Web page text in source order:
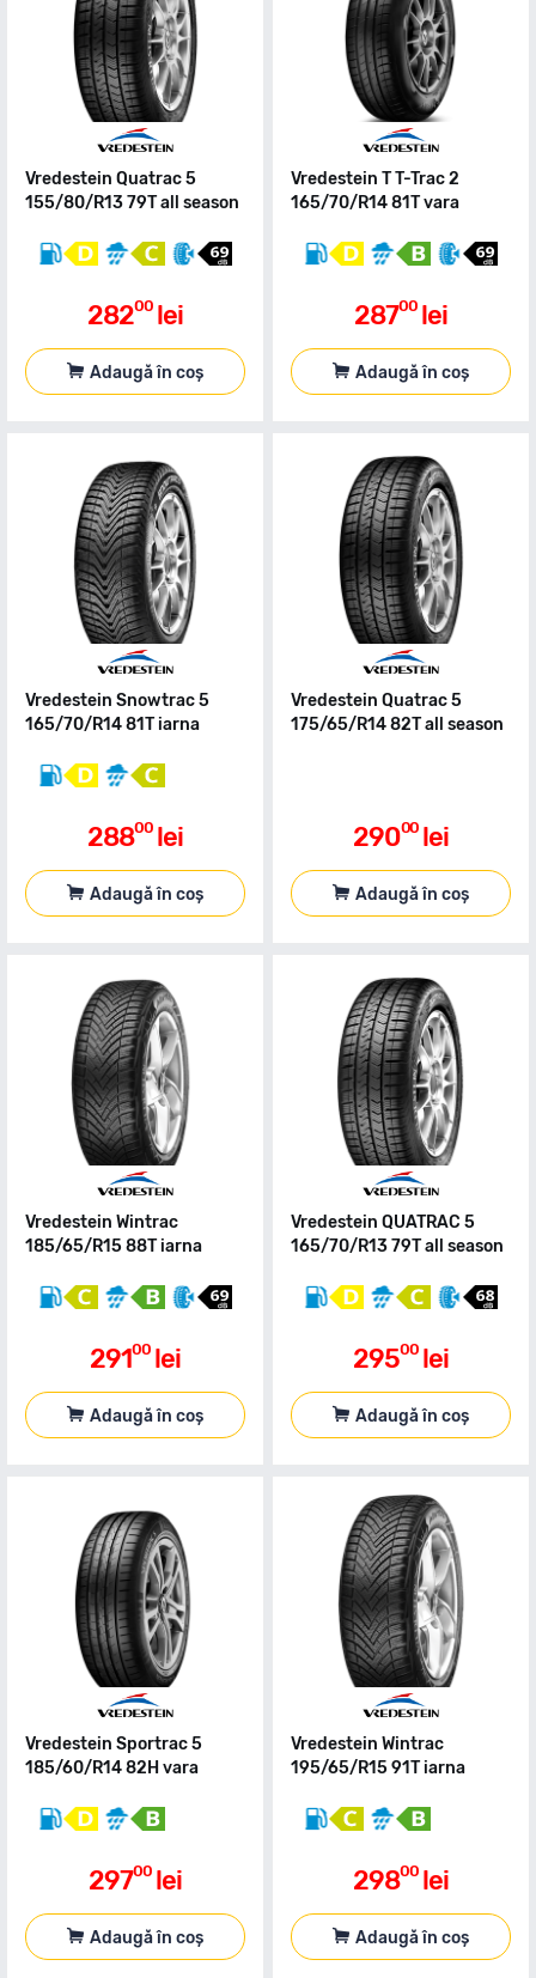
Vredestein Quatrac 5
155/80/R13 79T all season
28200 lei
Adaugă în coș
Vredestein T T-Trac 2
165/70/R14 81T vara
28700 lei
Adaugă în coș
Vredestein Snowtrac 5
165/70/R14 81T iarna
28800 lei
Adaugă în coș
Vredestein Quatrac 5
175/65/R14 82T all season
29000 lei
Adaugă în coș
Vredestein Wintrac
185/65/R15 88T iarna
29100 lei
Adaugă în coș
Vredestein QUATRAC 5
165/70/R13 79T all season
29500 lei
Adaugă în coș
Vredestein Sportrac 5
185/60/R14 82H vara
29700 lei
Adaugă în coș
Vredestein Wintrac
195/65/R15 91T iarna
29800 lei
Adaugă în coș